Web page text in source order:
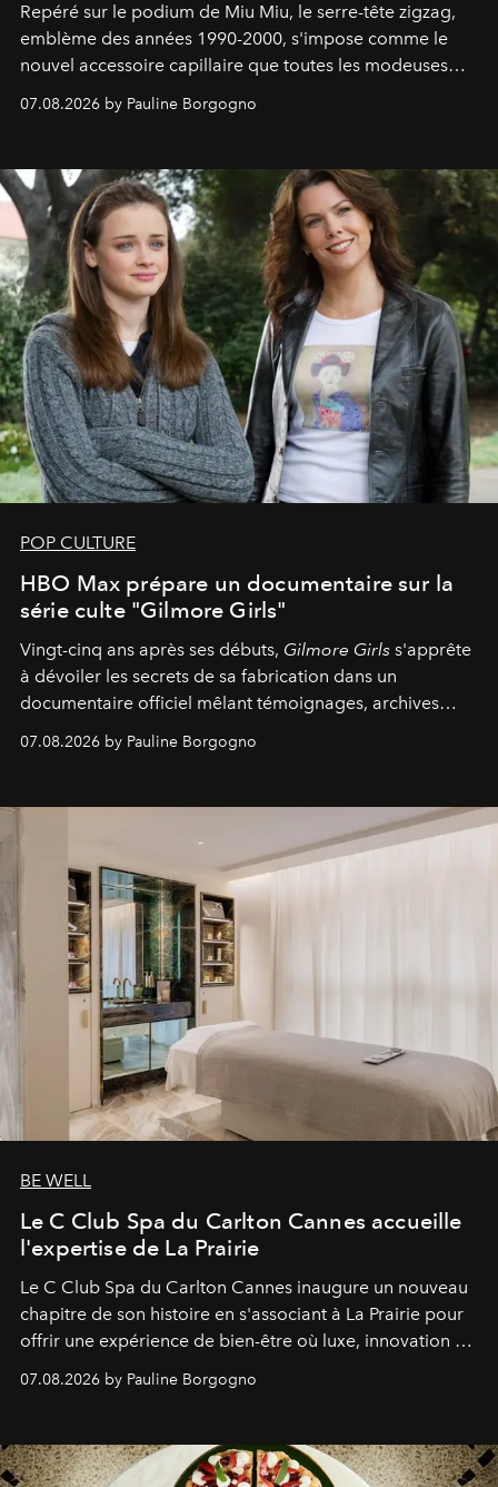
Repéré sur le podium de Miu Miu, le serre-tête zigzag,
emblème des années 1990-2000, s'impose comme le
nouvel accessoire capillaire que toutes les modeuses
s'arrachent déjà.
07.08.2026 by Pauline Borgogno
POP CULTURE
HBO Max prépare un documentaire sur la
série culte "Gilmore Girls"
Vingt-cinq ans après ses débuts, Gilmore Girls s'apprête
à dévoiler les secrets de sa fabrication dans un
documentaire officiel mêlant témoignages, archives
inédites et plongée dans les coulisses d'un phénomène
générationnel.
07.08.2026 by Pauline Borgogno
BE WELL
Le C Club Spa du Carlton Cannes accueille
l'expertise de La Prairie
Le C Club Spa du Carlton Cannes inaugure un nouveau
chapitre de son histoire en s'associant à La Prairie pour
offrir une expérience de bien-être où luxe, innovation et
expertise se rencontrent.
07.08.2026 by Pauline Borgogno